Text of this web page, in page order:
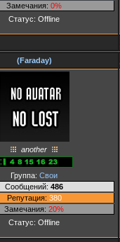
Замечания: 0%
Статус: Offline
(Faraday)
another
Группа: Свои
Сообщений: 486
Репутация: 380
Замечания: 20%
Статус: Offline